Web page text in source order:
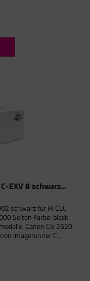
EXV 8 schwarz...
schwarz für iR CLC
Seiten Farbe: black
Canon Clc 2620,
Imagerunner C...